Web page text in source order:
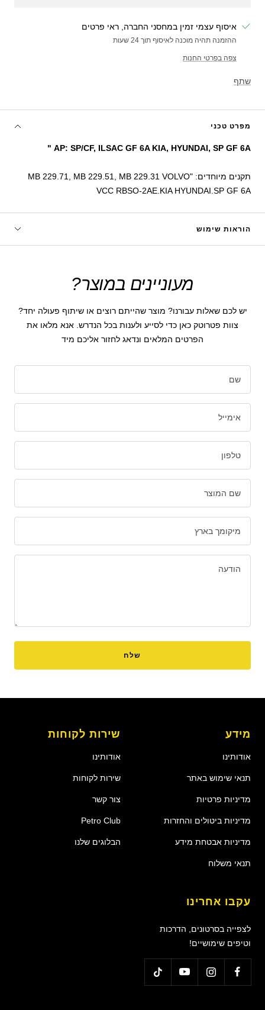
איסוף עצמי זמין במחסני החברה, ראי פרטים
ההזמנה תהיה מוכנה לאיסוף תוך 24 שעות
צפה בפרטי החנות
שתף
מפרט טכני
AP: SP/CF, ILSAC GF 6A KIA, HYUNDAI, SP GF 6A "
תקנים מיוחדים: "MB 229.71, MB 229.51, MB 229.31 VOLVO
VCC RBSO-2AE.KIA HYUNDAI.SP GF 6A
הוראות שימוש
מעוניינים במוצר?
יש לכם שאלות עבורנו? מוצר שהייתם רוצים או שיתוף פעולה יחד?
צוות פטרוטק כאן כדי לסייע ולענות בכל הנדרש. אנא מלאו את
הפרטים המלאים ונדאג לחזור אליכם מיד
שם
אימייל
טלפון
שם המוצר
מיקומך בארץ
הודעה
שלח
מידע
אודותינו
תנאי שימוש באתר
מדיניות פרטיות
מדיניות ביטולים והחזרות
מדיניות אבטחת מידע
תנאי משלוח
שירות לקוחות
אודותינו
שירות לקוחות
צור קשר
Petro Club
הבלוגים שלנו
עקבו אחרינו
לצפייה בסרטונים, הדרכות
וטיפים שימושיים!